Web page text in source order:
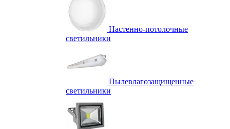
Настенно-потолочные
светильники
Пылевлагозащищенные
светильники